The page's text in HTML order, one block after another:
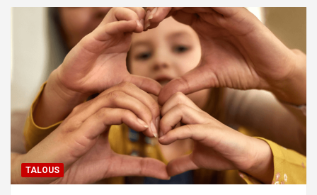
TALOUS